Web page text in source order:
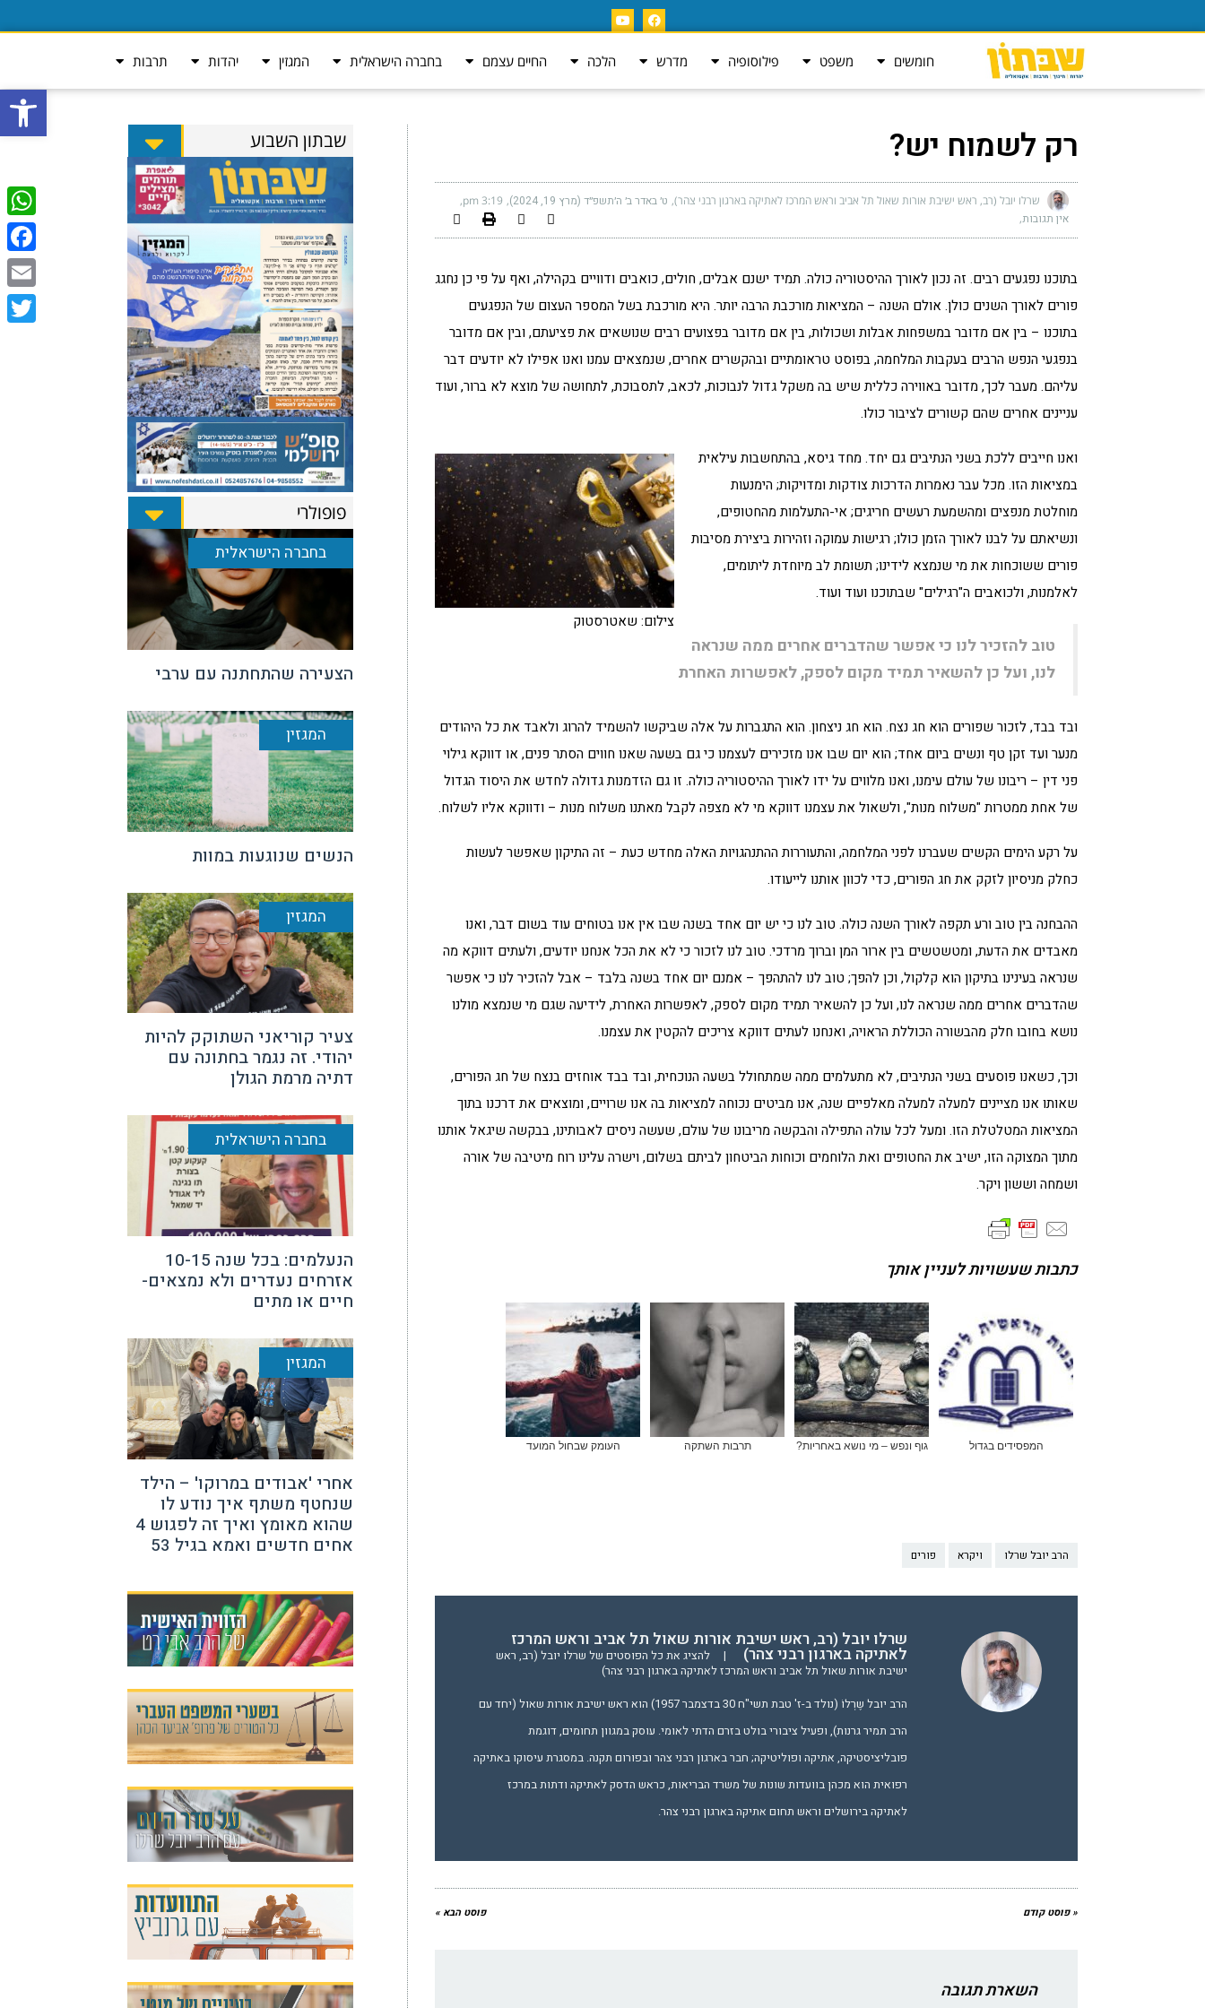
פתח
חומשים משפט פילוסופיה מדרש הלכה החיים עצמם בחברה הישראלית המגזין יהדות תרבות
רק לשמוח יש?
שרלו יובל (רב, ראש ישיבת אורות שאול תל אביב וראש המרכז לאתיקה בארגון רבני צהר) ט׳ באדר ב׳ ה׳תשפ״ד (מרץ 19, 2024) 3:19 pm
אין תגובות
בתוכנו נפגעים רבים. זה נכון לאורך ההיסטוריה כולה. תמיד ישנם אבלים, חולים, כואבים ודוויים בקהילה, ואף על פי כן נחגג
פורים לאורך השנים כולן. אולם השנה – המציאות מורכבת הרבה יותר. היא מורכבת בשל המספר העצום של הנפגעים
בתוכנו – בין אם מדובר במשפחות אבלות ושכולות, בין אם מדובר בפצועים רבים שנושאים את פציעתם, ובין אם מדובר
בנפגעי הנפש הרבים בעקבות המלחמה, בפוסט טראומתיים ובהקשרים אחרים, שנמצאים עמנו ואנו אפילו לא יודעים דבר
עליהם. מעבר לכך, מדובר באווירה כללית שיש בה משקל גדול לנבוכות, לכאב, לתסבוכת, לתחושה של מוצא לא ברור, ועוד
עניינים אחרים שהם קשורים לציבור כולו.
צילום: שאטרסטוק
ואנו חייבים ללכת בשני הנתיבים גם יחד. מחד גיסא, בהתחשבות עילאית
במציאות הזו. מכל עבר נאמרות הדרכות צודקות ומדויקות; הימנעות
מוחלטת מנפצים ומהשמעת רעשים חריגים; אי-התעלמות מהחטופים,
ונשיאתם על לבנו לאורך הזמן כולו; רגישות עמוקה וזהירות ביצירת מסיבות
פורים ששוכחות את מי שנמצא לידינו; תשומת לב מיוחדת ליתומים,
לאלמנות, ולכואבים ה"רגילים" שבתוכנו ועוד ועוד.
טוב להזכיר לנו כי אפשר שהדברים אחרים ממה שנראה
לנו, ועל כן להשאיר תמיד מקום לספק, לאפשרות האחרת
ובד בבד, לזכור שפורים הוא חג נצח. הוא חג ניצחון. הוא התגברות על אלה שביקשו להשמיד להרוג ולאבד את כל היהודים
מנער ועד זקן טף ונשים ביום אחד; הוא יום שבו אנו מזכירים לעצמנו כי גם בשעה שאנו חווים הסתר פנים, או דווקא גילוי
פני דין – ריבונו של עולם עימנו, ואנו מלווים על ידו לאורך ההיסטוריה כולה. זו גם הזדמנות גדולה לחדש את היסוד הגדול
של אחת ממטרות "משלוח מנות", ולשאול את עצמנו דווקא מי לא מצפה לקבל מאתנו משלוח מנות – ודווקא אליו לשלוח.
על רקע הימים הקשים שעברנו לפני המלחמה, והתעוררות ההתנהגויות האלה מחדש כעת – זה התיקון שאפשר לעשות
כחלק מניסיון לזקק את חג הפורים, כדי לכוון אותנו לייעודו.
ההבחנה בין טוב ורע תקפה לאורך השנה כולה. טוב לנו כי יש יום אחד בשנה שבו אין אנו בטוחים עוד בשום דבר, ואנו
מאבדים את הדעת, ומטשטשים בין ארור המן וברוך מרדכי. טוב לנו לזכור כי לא את הכל אנחנו יודעים, ולעתים דווקא מה
שנראה בעינינו בתיקון הוא קלקול, וכן להפך; טוב לנו להתהפך – אמנם יום אחד בשנה בלבד – אבל להזכיר לנו כי אפשר
שהדברים אחרים ממה שנראה לנו, ועל כן להשאיר תמיד מקום לספק, לאפשרות האחרת, לידיעה שגם מי שנמצא מולנו
נושא בחובו חלק מהבשורה הכוללת הראויה, ואנחנו לעתים דווקא צריכים להקטין את עצמנו.
וכך, כשאנו פוסעים בשני הנתיבים, לא מתעלמים ממה שמתחולל בשעה הנוכחית, ובד בבד אוחזים בנצח של חג הפורים,
שאותו אנו מציינים למעלה למעלה מאלפיים שנה, אנו מביטים נכוחה למציאות בה אנו שרויים, ומוצאים את דרכנו בתוך
המציאות המטלטלת הזו. ומעל לכל עולה התפילה והבקשה מריבונו של עולם, שעשה ניסים לאבותינו, בבקשה שיגאל אותנו
מתוך המצוקה הזו, ישיב את החטופים ואת הלוחמים וכוחות הביטחון לביתם בשלום, וישרה עלינו רוח מיטיבה של אורה
ושמחה וששון ויקר.
כתבות שעשויות לעניין אותך
המפסידים בגדול גוף ונפש – מי נושא באחריות? תרבות השתקה העומק שבחול המועד
הרב יובל שרלו ויקרא פורים
שרלו יובל (רב, ראש ישיבת אורות שאול תל אביב וראש המרכז
לאתיקה בארגון רבני צהר) |
להציג את כל הפוסטים של שרלו יובל (רב, ראש
ישיבת אורות שאול תל אביב וראש המרכז לאתיקה בארגון רבני צהר)
הרב יובל שֶרְלוֹ (נולד ב-ז' טבת תשי"ח 30 בדצמבר 1957) הוא ראש ישיבת אורות שאול (יחד עם
הרב תמיר גרנות), ופעיל ציבורי בולט בזרם הדתי לאומי. עוסק במגוון תחומים, דוגמת
פובליציסטיקה, אתיקה ופוליטיקה; חבר בארגון רבני צהר ובפורום תקנה. במסגרת עיסוקו באתיקה
רפואית הוא מכהן בוועדות שונות של משרד הבריאות, כראש הדסק לאתיקה ודתות במרכז
לאתיקה בירושלים וראש תחום אתיקה בארגון רבני צהר.
« פוסט קודם פוסט הבא »
השארת תגובה
שבתון השבוע
פופולרי
בחברה הישראלית
הצעירה שהתחתנה עם ערבי
המגזין
הנשים שנוגעות במוות
המגזין
צעיר קוריאני השתוקק להיות
יהודי. זה נגמר בחתונה עם
דתיה מרמת הגולן
בחברה הישראלית
הנעלמים: בכל שנה 10-15
אזרחים נעדרים ולא נמצאים-
חיים או מתים
המגזין
אחרי 'אבודים במרוקו' – הילד
שנחטף משתף איך נודע לו
שהוא מאומץ ואיך זה לפגוש 4
אחים חדשים ואמא בגיל 53
Email